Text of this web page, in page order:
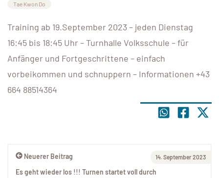
Tae Kwon Do
Training ab 19.September 2023 – jeden Dienstag
16:45 bis 18:45 Uhr – Turnhalle Volksschule – für
Anfänger und Fortgeschrittene – einfach
vorbeikommen und schnuppern – Informationen +43
664 88514364
Neuerer Beitrag 14. September 2023
Es geht wieder los !!! Turnen startet voll durch